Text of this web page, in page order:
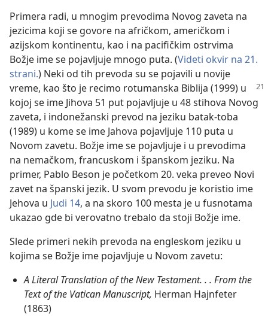
Primera radi, u mnogim prevodima Novog zaveta na
jezicima koji se govore na afričkom, američkom i
azijskom kontinentu, kao i na pacifičkim ostrvima
Božje ime se pojavljuje mnogo puta. (Videti okvir na 21.
strani.) Neki od tih prevoda su se pojavili u novije
vreme, kao što je recimo rotumanska Biblija (1999) u
kojoj se ime Jihova 51 put pojavljuje u 48 stihova Novog
zaveta, i indonežanski prevod na jeziku batak-toba
(1989) u kome se ime Jahova pojavljuje 110 puta u
Novom zavetu. Božje ime se pojavljuje i u prevodima
na nemačkom, francuskom i španskom jeziku. Na
primer, Pablo Beson je početkom 20. veka preveo Novi
zavet na španski jezik. U svom prevodu je koristio ime
Jehova u Judi 14, a na skoro 100 mesta je u fusnotama
ukazao gde bi verovatno trebalo da stoji Božje ime.
Slede primeri nekih prevoda na engleskom jeziku u
kojima se Božje ime pojavljuje u Novom zavetu:
A Literal Translation of the New Testament. . . From the
Text of the Vatican Manuscript, Herman Hajnfeter
(1863)